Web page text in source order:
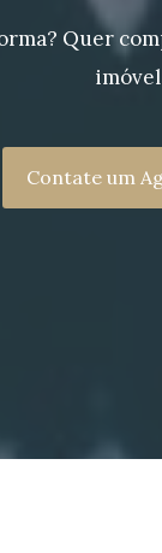
Quer
Contate um